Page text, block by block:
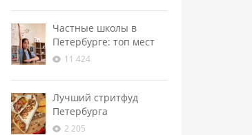
Частные школы в
Петербурге: топ мест
11 424
Лучший стритфуд
Петербурга
2 205